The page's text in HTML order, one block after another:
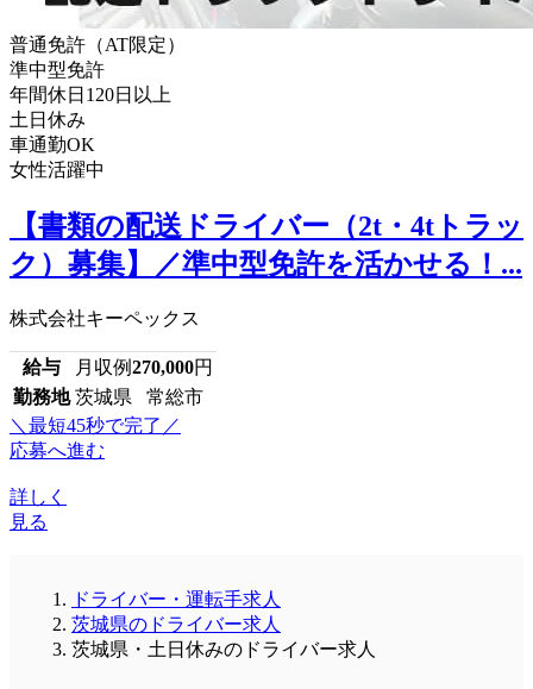
普通免許（AT限定）
準中型免許
年間休日120日以上
土日休み
車通勤OK
女性活躍中
【書類の配送ドライバー（2t・4tトラッ
ク）募集】／準中型免許を活かせる！...
株式会社キーペックス
給与 月収例270,000円
勤務地 茨城県 常総市
＼最短45秒で完了／
応募へ進む
詳しく
見る
ドライバー・運転手求人
茨城県のドライバー求人
茨城県・土日休みのドライバー求人